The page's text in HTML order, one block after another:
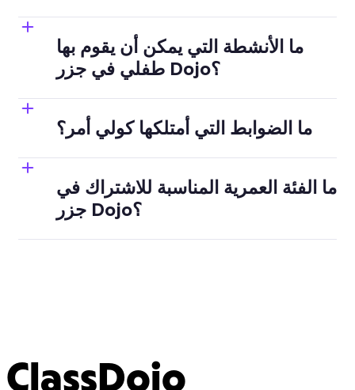
(المزيد بشأن
ما الأنشطة التي يمكن أن يقوم بها
طفلي في جزر Dojo؟
ما الضوابط التي أمتلكها كولي أمر؟
ما الفئة العمرية المناسبة للاشتراك في
جزر Dojo؟
ClassDojo